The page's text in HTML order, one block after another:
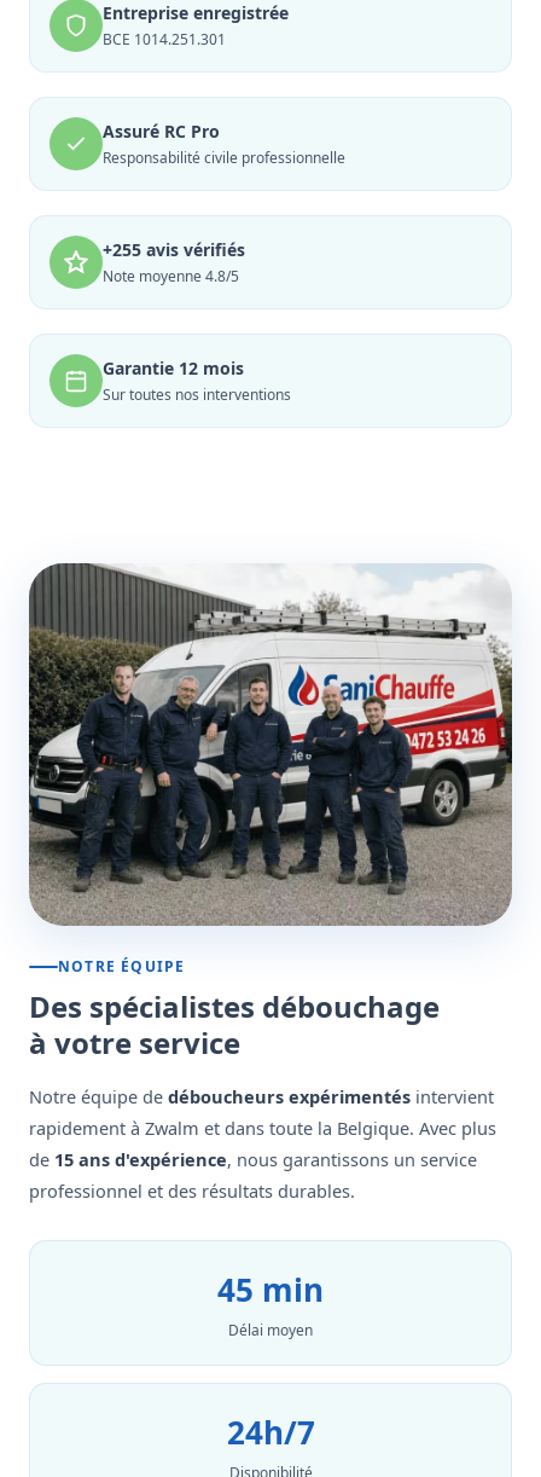
Entreprise enregistrée
BCE 1014.251.301
Assuré RC Pro
Responsabilité civile professionnelle
+255 avis vérifiés
Note moyenne 4.8/5
Garantie 12 mois
Sur toutes nos interventions
NOTRE ÉQUIPE
Des spécialistes débouchage
à votre service
Notre équipe de déboucheurs expérimentés intervient
rapidement à Zwalm et dans toute la Belgique. Avec plus
de 15 ans d'expérience, nous garantissons un service
professionnel et des résultats durables.
45 min
Délai moyen
24h/7
Disponibilité